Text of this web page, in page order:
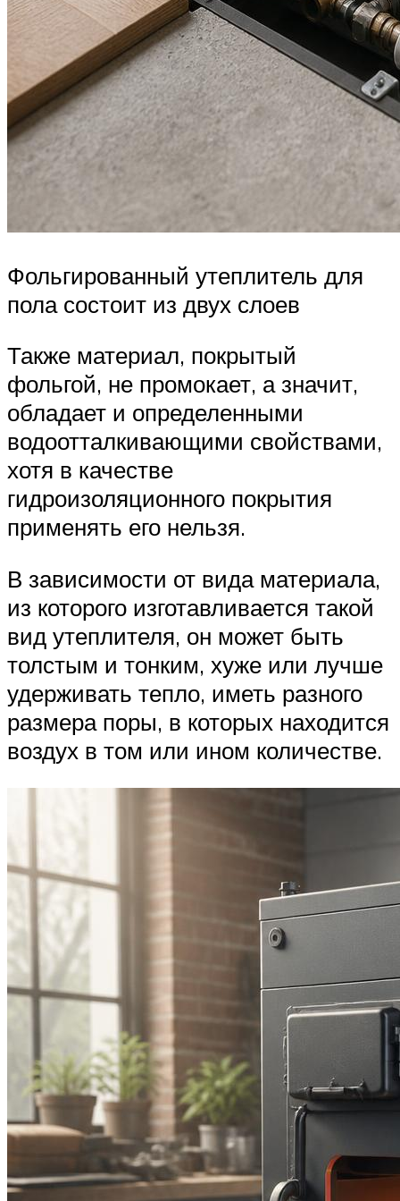
Фольгированный утеплитель для
пола состоит из двух слоев
Также материал, покрытый
фольгой, не промокает, а значит,
обладает и определенными
водоотталкивающими свойствами,
хотя в качестве
гидроизоляционного покрытия
применять его нельзя.
В зависимости от вида материала,
из которого изготавливается такой
вид утеплителя, он может быть
толстым и тонким, хуже или лучше
удерживать тепло, иметь разного
размера поры, в которых находится
воздух в том или ином количестве.